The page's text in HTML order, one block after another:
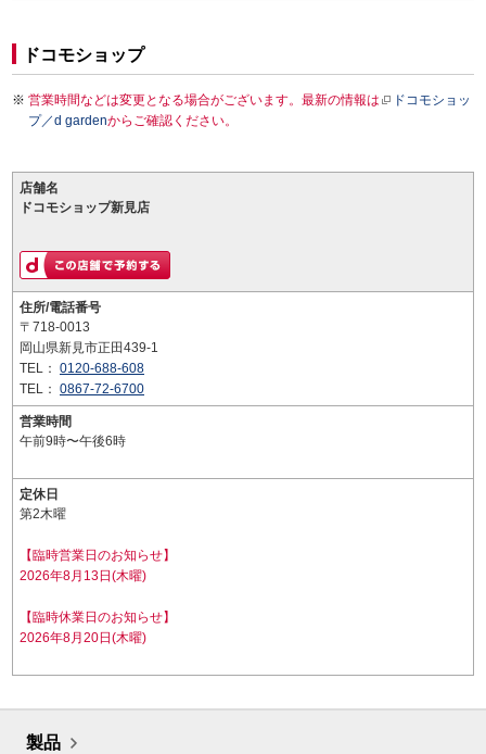
ドコモショップ
営業時間などは変更となる場合がございます。最新の情報は
ドコモショッ
プ／d gardenからご確認ください。
店舗名
ドコモショップ新見店
住所/電話番号
〒718-0013
岡山県新見市正田439-1
TEL： 0120-688-608
TEL： 0867-72-6700
営業時間
午前9時〜午後6時
定休日
第2木曜
【臨時営業日のお知らせ】
2026年8月13日(木曜)
【臨時休業日のお知らせ】
2026年8月20日(木曜)
製品